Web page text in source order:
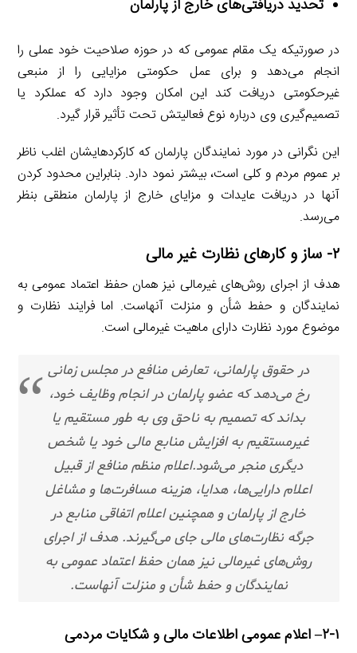
تحدید دریافتی‌های خارج از پارلمان
در صورتیکه یک مقام عمومی که در حوزه صلاحیت خود عملی را
انجام می‌دهد و برای عمل حکومتی مزایایی را از منبعی
غیرحکومتی دریافت کند این امکان وجود دارد که عملکرد یا
تصمیم‌گیری وی درباره نوع فعالیتش تحت تأثیر قرار گیرد.
این نگرانی در مورد نمایندگان پارلمان که کارکردهایشان اغلب ناظر
بر عموم مردم و کلی است، بیشتر نمود دارد. بنابراین محدود کردن
آنها در دریافت عایدات و مزایای خارج از پارلمان منطقی بنظر
می‌رسد.
۲- ساز و کارهای نظارت غیر مالی
هدف از اجرای روش‌های غیرمالی نیز همان حفظ اعتماد عمومی به
نمایندگان و حفط شأن و منزلت آنهاست. اما فرایند نظارت و
موضوع مورد نظارت دارای ماهیت غیرمالی است.
در حقوق پارلمانی، تعارض منافع در مجلس زمانی
رخ می‌دهد که عضو پارلمان در انجام وظایف خود،
بداند که تصمیم به ناحق وی به طور مستقیم یا
غیرمستقیم به افزایش منابع مالی خود یا شخص
دیگری منجر می‌شود.اعلام منظم منافع از قبیل
اعلام دارایی‌ها، هدایا، هزینه مسافرت‌ها و مشاغل
خارج از پارلمان و همچنین اعلام اتفاقی منابع در
جرگه نظارت‌های مالی جای می‌گیرند. هدف از اجرای
روش‌های غیرمالی نیز همان حفظ اعتماد عمومی به
نمایندگان و حفط شأن و منزلت آنهاست.
۲-۱–اعلام عمومی اطلاعات مالی و شکایات مردمی